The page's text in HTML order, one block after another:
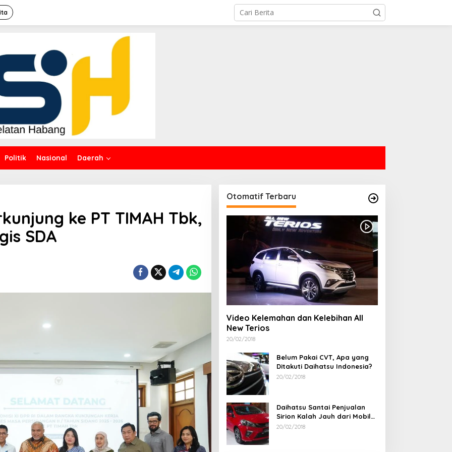
Politik Nasional Daerah
ke PT TIMAH Tbk,
SDA
Otomatif Terbaru
Video Kelemahan dan Kelebihan All
New Terios
20/02/2018
Belum Pakai CVT, Apa yang
Ditakuti Daihatsu Indonesia?
20/02/2018
Daihatsu Santai Penjualan
Sirion Kalah Jauh dari Mobil
LCGC
20/02/2018